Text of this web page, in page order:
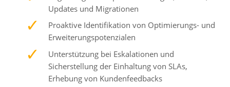
Updates und Migrationen
Proaktive Identifikation von Optimierungs- und
Erweiterungspotenzialen
Unterstützung bei Eskalationen und
Sicherstellung der Einhaltung von SLAs,
Erhebung von Kundenfeedbacks